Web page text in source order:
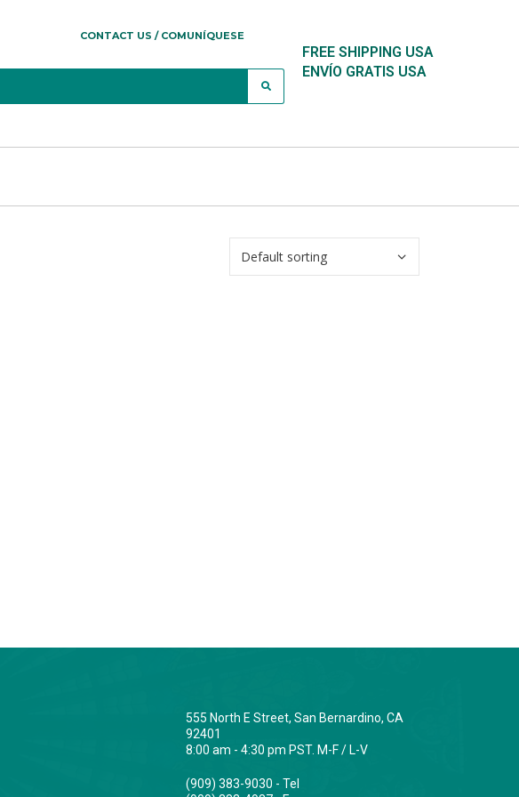
CONTACT US / COMUNÍQUESE
FREE SHIPPING USA
ENVÍO GRATIS USA
555 North E Street, San Bernardino, CA
92401
8:00 am - 4:30 pm PST. M-F / L-V
(909) 383-9030 - Tel